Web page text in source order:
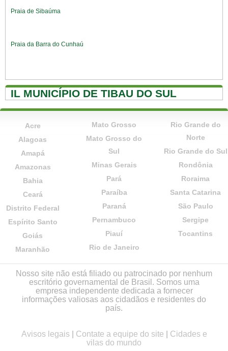
Praia de Sibaúma
Praia da Barra do Cunhaú
IL MUNICÍPIO DE TIBAU DO SUL
Acre
Alagoas
Amapá
Amazonas
Bahia
Ceará
Distrito Federal
Espírito Santo
Goiás
Maranhão
Mato Grosso
Mato Grosso do
Sul
Minas Gerais
Pará
Paraíba
Paraná
Pernambuco
Piauí
Rio de Janeiro
Rio Grande do
Norte
Rio Grande do Sul
Rondônia
Roraima
Santa Catarina
São Paulo
Sergipe
Tocantins
Nosso site não está filiado ou patrocinado por nenhum
escritório governamental de Brasil. Somos uma
empresa independente dedicada a fornecer
informações valiosas aos cidadãos e residentes do
país.
Avisos legais Contate a equipe do site
Cidades e
vilas do mundo